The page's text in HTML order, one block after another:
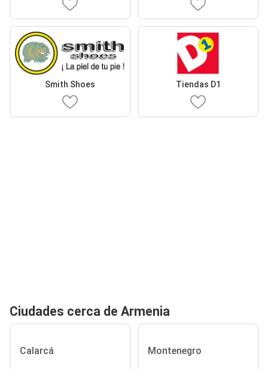
Smith Shoes Tiendas D1
Ciudades cerca de Armenia
Calarcá Montenegro